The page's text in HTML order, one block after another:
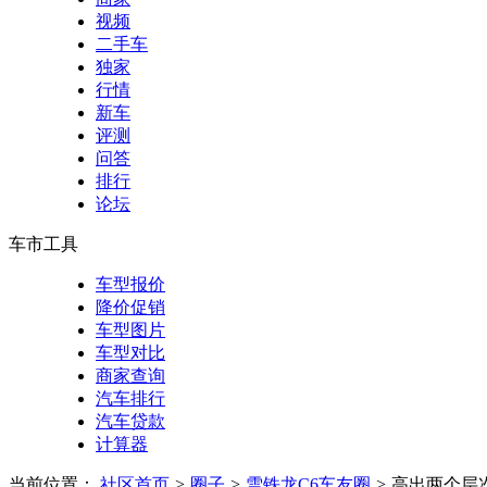
视频
二手车
独家
行情
新车
评测
问答
排行
论坛
车市工具
车型报价
降价促销
车型图片
车型对比
商家查询
汽车排行
汽车贷款
计算器